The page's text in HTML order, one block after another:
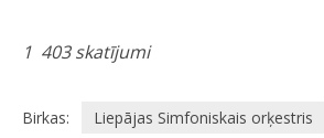
1 403 skatījumi
Birkas: Liepājas Simfoniskais orķestris